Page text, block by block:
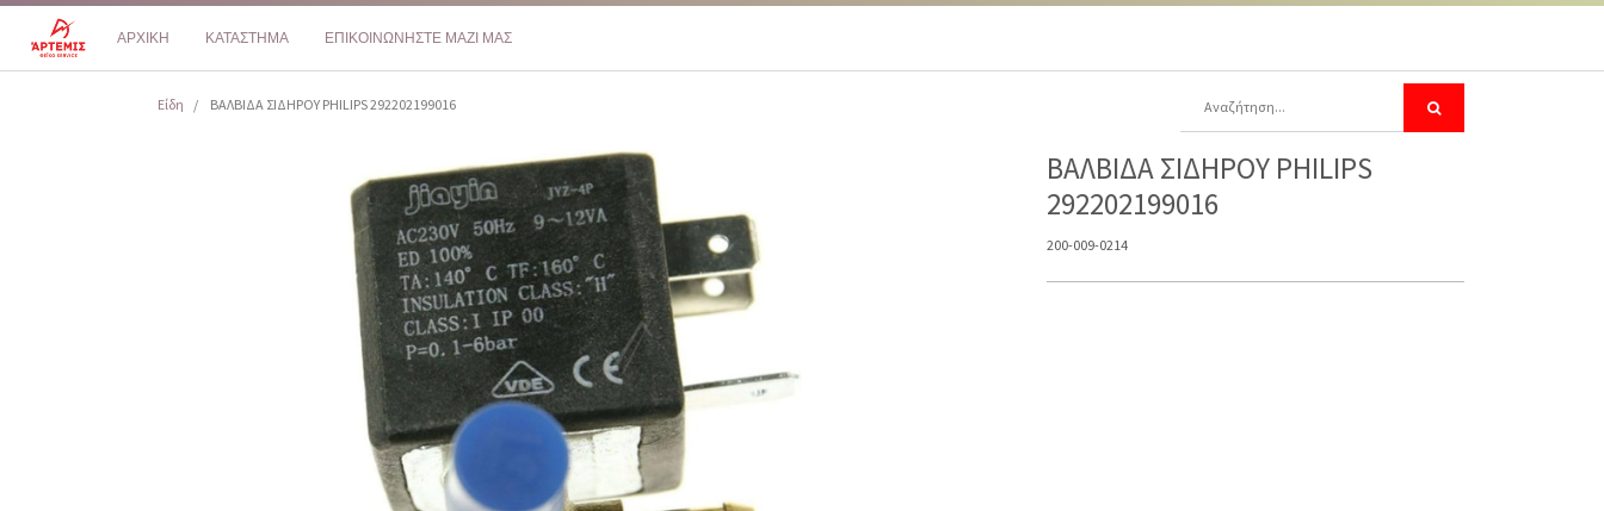
ΑΡΧΙΚΗ ΚΑΤΑΣΤΗΜΑ ΕΠΙΚΟΙΝΩΝΗΣΤΕ ΜΑΖΙ ΜΑΣ
Είδη ΒΑΛΒΙΔΑ ΣΙΔΗΡΟΥ PHILIPS 292202199016
ΒΑΛΒΙΔΑ ΣΙΔΗΡΟΥ PHILIPS
292202199016
200-009-0214